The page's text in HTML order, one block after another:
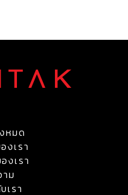
หมด
งเรา
งเรา
ม
เรา